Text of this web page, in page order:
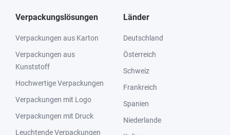
Verpackungslösungen
Verpackungen aus Karton
Verpackungen aus
Kunststoff
Hochwertige Verpackungen
Verpackungen mit Logo
Verpackungen mit Druck
Leuchtende Verpackungen
Länder
Deutschland
Österreich
Schweiz
Frankreich
Spanien
Niederlande